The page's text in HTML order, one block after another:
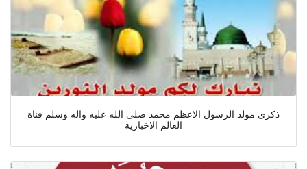
ذكرى مولد الرسول الاعظم محمد صلى الله عليه واله وسلم قناة
العالم الاخبارية